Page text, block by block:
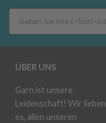
ÜBER UNS
Garn ist unsere
Leidenschaft! Wir lieben
es, allen unseren